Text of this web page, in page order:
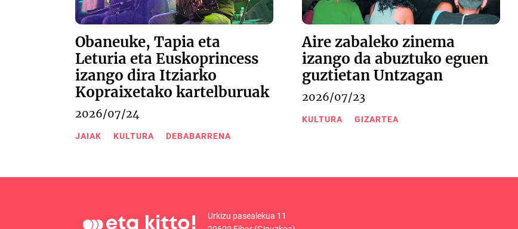
Obaneuke, Tapia eta
Leturia eta Euskoprincess
izango dira Itziarko
Kopraixetako kartelburuak
2026/07/24
JAIAK KULTURA DEBABARRENA
Aire zabaleko zinema
izango da abuztuko eguen
guztietan Untzagan
2026/07/23
KULTURA GIZARTEA
Urkizu pasealekua 11